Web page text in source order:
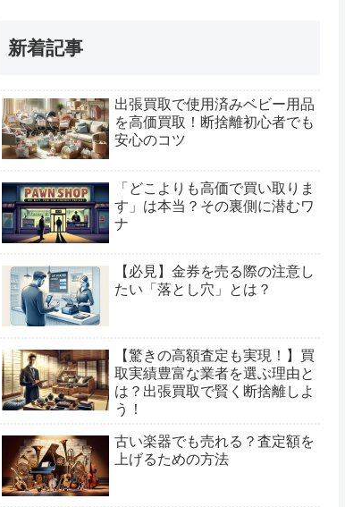
新着記事
出張買取で使用済みベビー用品
を高価買取！断捨離初心者でも
安心のコツ
「どこよりも高価で買い取りま
す」は本当？その裏側に潜むワ
ナ
【必見】金券を売る際の注意し
たい「落とし穴」とは？
【驚きの高額査定も実現！】買
取実績豊富な業者を選ぶ理由と
は？出張買取で賢く断捨離しよ
う！
古い楽器でも売れる？査定額を
上げるための方法